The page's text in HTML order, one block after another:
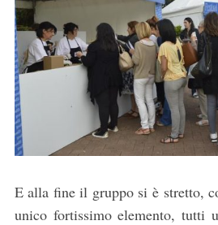
E alla fine il gruppo si è stretto,
unico fortissimo elemento, tutti